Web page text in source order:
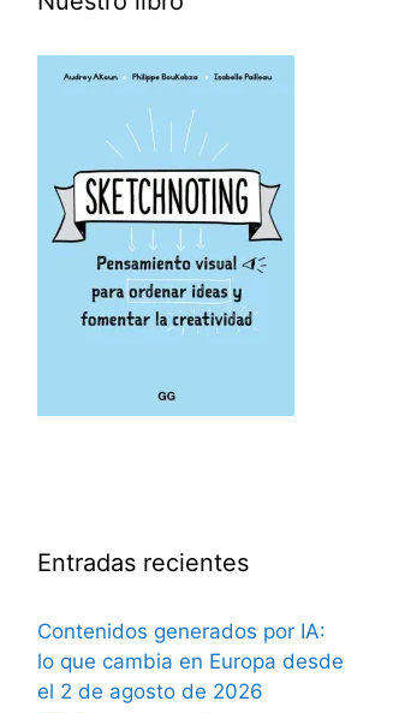
Entradas recientes
Contenidos generados por IA:
lo que cambia en Europa desde
el 2 de agosto de 2026